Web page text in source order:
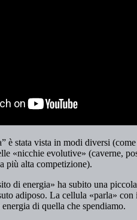
è stata vista in modi diversi
«nicchie evolutive» (caverne,
più alta competizione).
di energia» ha subito una
adiposo. La cellula «parla»
di quella che spendiamo.